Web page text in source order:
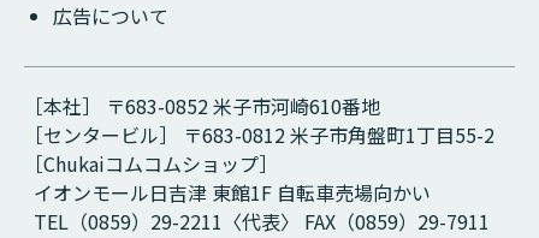
広告について
［本社］ 〒683-0852 米子市河崎610番地
［センタービル］ 〒683-0812 米子市角盤町1丁目55-2
［Chukaiコムコムショップ］
イオンモール日吉津 東館1F 自転車売場向かい
TEL（0859）29-2211〈代表〉 FAX（0859）29-7911